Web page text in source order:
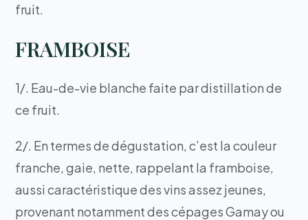
fruit.
FRAMBOISE
1/. Eau-de-vie blanche faite par distillation de
ce fruit.
2/. En termes de dégustation, c’est la couleur
franche, gaie, nette, rappelant la framboise,
aussi caractéristique des vins assez jeunes,
provenant notamment des cépages Gamay ou